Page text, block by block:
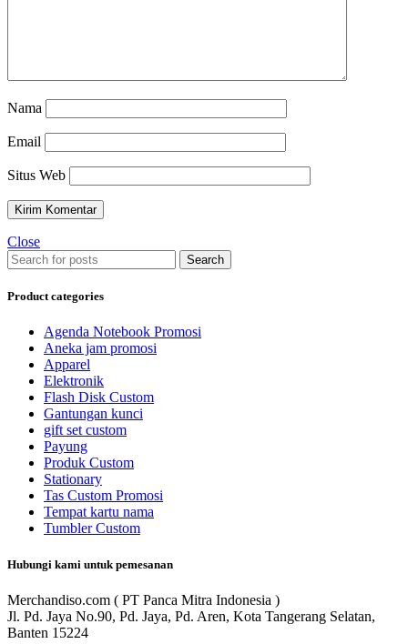
Nama
Email
Situs Web
Close
Search
Product categories
Agenda Notebook Promosi
Aneka jam promosi
Apparel
Elektronik
Flash Disk Custom
Gantungan kunci
gift set custom
Payung
Produk Custom
Stationary
Tas Custom Promosi
Tempat kartu nama
Tumbler Custom
Hubungi kami untuk pemesanan
Merchandiso.com ( PT Panca Mitra Indonesia )
Jl. Pd. Jaya No.90, Pd. Jaya, Pd. Aren, Kota Tangerang Selatan,
Banten 15224